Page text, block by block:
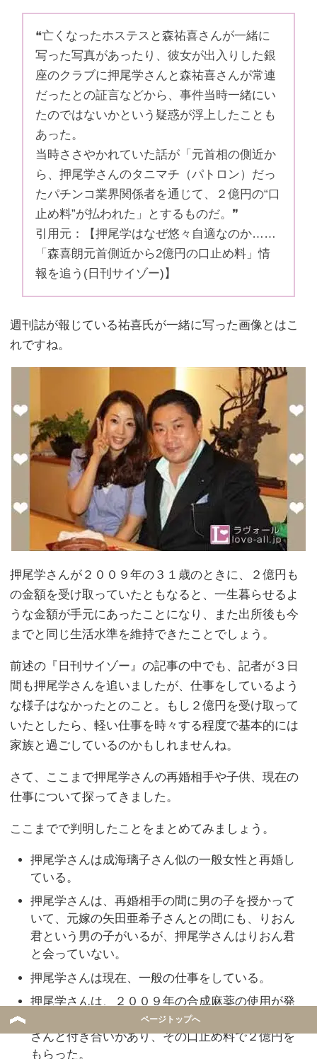
❝亡くなったホステスと森祐喜さんが一緒に
写った写真があったり、彼女が出入りした銀
座のクラブに押尾学さんと森祐喜さんが常連
だったとの証言などから、事件当時一緒にい
たのではないかという疑惑が浮上したことも
あった。
当時ささやかれていた話が「元首相の側近か
ら、押尾学さんのタニマチ（パトロン）だっ
たパチンコ業界関係者を通じて、２億円の“口
止め料”が払われた」とするものだ。❞
引用元：【押尾学はなぜ悠々自適なのか……
「森喜朗元首側近から2億円の口止め料」情
報を追う(日刊サイゾー)】
週刊誌が報じている祐喜氏が一緒に写った画像とはこ
れですね。
押尾学さんが２００９年の３１歳のときに、２億円も
の金額を受け取っていたともなると、一生暮らせるよ
うな金額が手元にあったことになり、また出所後も今
までと同じ生活水準を維持できたことでしょう。
前述の『日刊サイゾー』の記事の中でも、記者が３日
間も押尾学さんを追いましたが、仕事をしているよう
な様子はなかったとのこと。もし２億円を受け取って
いたとしたら、軽い仕事を時々する程度で基本的には
家族と過ごしているのかもしれませんね。
さて、ここまで押尾学さんの再婚相手や子供、現在の
仕事について探ってきました。
ここまでで判明したことをまとめてみましょう。
押尾学さんは成海璃子さん似の一般女性と再婚し
ている。
押尾学さんは、再婚相手の間に男の子を授かって
いて、元嫁の矢田亜希子さんとの間にも、りおん
君という男の子がいるが、押尾学さんはりおん君
と会っていない。
押尾学さんは現在、一般の仕事をしている。
押尾学さんは、２００９年の合成麻薬の使用が発
覚したときに、森喜朗元首相の息子である森祐喜
さんと付き合いがあり、その口止め料で２億円を
もらった。
ページトップへ